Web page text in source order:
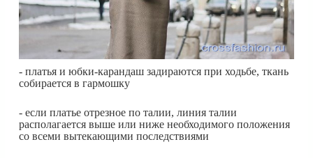
- платья и юбки-карандаш задираются при ходьбе, ткань
собирается в гармошку
- если платье отрезное по талии, линия талии
располагается выше или ниже необходимого положения
со всеми вытекающими последствиями